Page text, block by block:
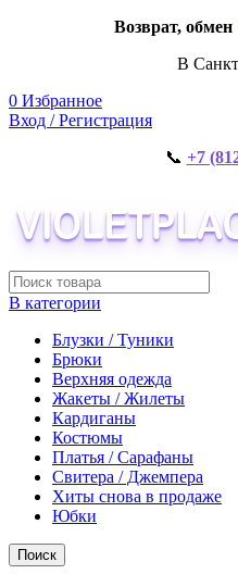
Возврат, обмен
В
0 Избранное
Вход / Регистрация
📞 +7
В категории
Блузки / Туники
Брюки
Верхняя одежда
Жакеты / Жилеты
Кардиганы
Костюмы
Платья / Сарафаны
Свитера / Джемпера
Хиты снова в продаже
Юбки
Поиск